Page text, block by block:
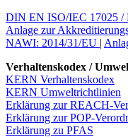
DIN EN ISO/IEC 17025 /
Anlage zur
NAWI: 2014/31/EU |
Verhaltenskodex /
KERN Verhaltenskodex
KERN Umweltrichtlinien
Erklärung zur REACH-
Erklärung zur POP-
Erklärung zu PFAS